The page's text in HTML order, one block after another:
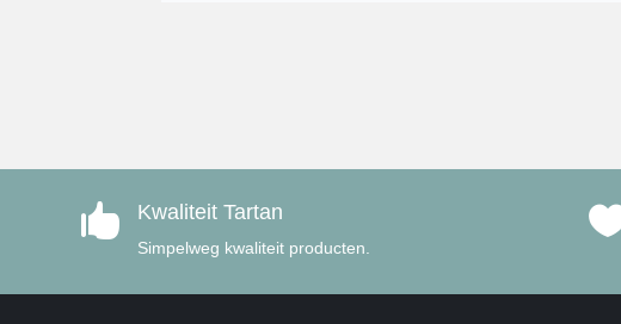
 Kwaliteit Tartan
Simpelweg kwaliteit producten.